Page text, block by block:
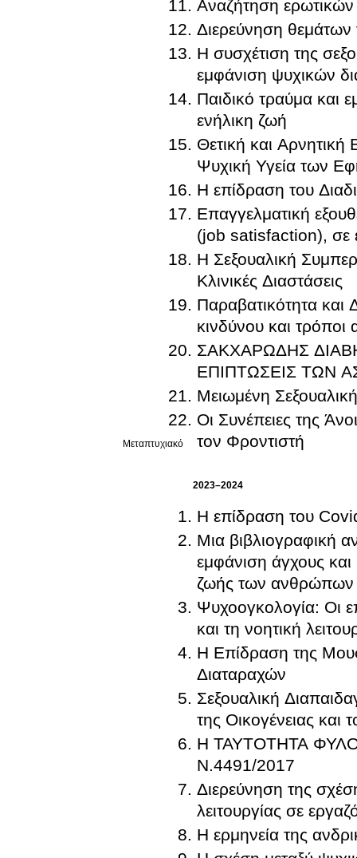
Μεταπτυχιακό
Αναζήτηση
Διερεύνηση
Η συσχέτιση της
εμφάνιση ψυχικών
Παιδικό τραύμα και
ενήλικη ζωή
Θετική και
Ψυχική Υγεία των
Η επίδραση του
Επαγγελματική
(job satisfaction), σε
Η Σεξουαλική
Κλινικές Διαστάσεις
Παραβατικότητα και
κινδύνου και τρόποι
ΣΑΚΧΑΡΩΔΗΣ
ΕΠΙΠΤΩΣΕΙΣ ΤΩΝ
Μειωμένη
Οι Συνέπειες της
τον Φροντιστή
2023–2024
Η επίδραση του
Μια βιβλιογραφική
εμφάνιση άγχους
ζωής των ανθρώπων
Ψυχοογκολογία: Οι
και τη νοητική
Η Επίδραση της
Διαταραχών
Σεξουαλική
της Οικογένειας και
Η ΤΑΥΤΟΤΗΤΑ ΦΥΛΟΥ ΣΤΗΝ
Ν.4491/2017
Διερεύνηση της
λειτουργίας σε
Η ερμηνεία της